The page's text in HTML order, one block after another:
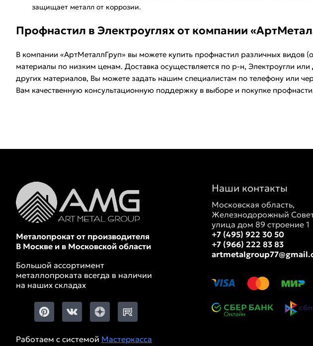
защищает металл от коррозии.
Профнастил в Электроуглях от компании
В компании «АртМеталлГруп» вы можете купить профнастил различных
материалы по низким ценам. Доставка осуществляется по р-н, Электроугли
других материалов, Вы можете задать нашим специалистам по телефону или
Вам качественную консультационную поддержку в выборе и покупке
Металопрокат от производителя
В Москве и в Московской области
Большой ассортимент
металлопроката всегда в наличии
на наших складах
Работаем с системой Мастеркасса
Наши контакты
Московская область,
Железнодорожный
улица дом 89 строение 1
+7 (495) 922 30 50
+7 (966) 222 83 83